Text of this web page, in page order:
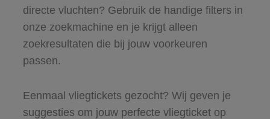
directe vluchten? Gebruik de handige filters in
onze zoekmachine en je krijgt alleen
zoekresultaten die bij jouw voorkeuren
passen.
Eenmaal vliegtickets gezocht? Wij geven je
suggesties om jouw perfecte vliegticket op